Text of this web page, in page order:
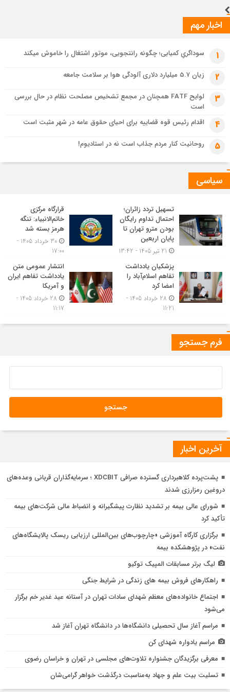
اخبار مهم
1 سوداگریِ کمیابی؛ چگونه رانتجویی، موتور اشتغال را خاموش میکند
2 زیان ۵.۷ میلیارد دلاری آلودگی هوا بر سلامت جامعه
3
لوایح FATF همچنان در مجمع تشخیص مصلحت نظام در حال بررسی
است
4 اقدام رئیس قوه قضاییه برای احیای حقوق عامه در شهر مثبت است
5 روحانیت کنار مردم جذاب است نه در استادیوم!
سیاسی
تسهیل تردد زائران؛
احتمال تداوم رایگان
بودن مترو تهران تا
پایان اربعین
قرارگاه مرکزی
خاتم‌الانبیاء: تنگه
هرمز بسته شد
30 خرداد 1405 -
17:00
پزشکیان یادداشت
تفاهم اسلام‌آباد را
امضا کرد
28 خرداد 1405 -
11:21
انتشار عمومی متن
یادداشت تفاهم ایران
و آمریکا
28 خرداد 1405 -
11:17
فرم جستجو
آخرین اخبار
پشت‌پرده کلاهبرداری گسترده صرافی XDCBIT ؛ سرمایه‌گذاران قربانی وعده‌های
دروغین رمزارزی شدند
شورای عالی بیمه بر تشدید نظارت پیشگیرانه و انضباط مالی شرکت‌های بیمه
تأکید کرد
برگزاری كارگاه آموزشی «چارچوب‌های بین‌المللی ارزیابی ریسك پالایشگاه‌های
نفت» در پژوهشكده بیمه
لیگ برتر مسابقات المپیک توکیو
راهكارهای فروش بیمه های زندگی در شرایط جنگی
اجتماع خانواده‌های معظم شهدای سادات تهران در آستانه عید غدیر خم برگزار
می‌شود
مراسم آغاز سال تحصیلی دانشگاه‌ها در دانشگاه تهران آغاز شد
مراسم یادواره شهدای کن
معرفی برگزیدگان جشنواره تلاوت‌های مجلسی در تهران و خراسان رضوی
تسلیت بیت علم و جهاد به‌مناسبت درگذشت خواهر گرامی‌شان